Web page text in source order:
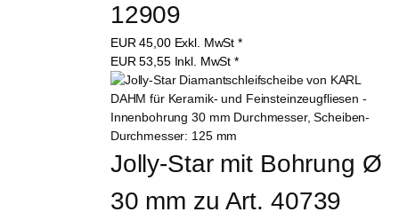
12909
EUR45,00 Exkl. MwSt *
EUR53,55 Inkl. MwSt *
Jolly-Star mit Bohrung Ø
30 mm zu Art. 40739